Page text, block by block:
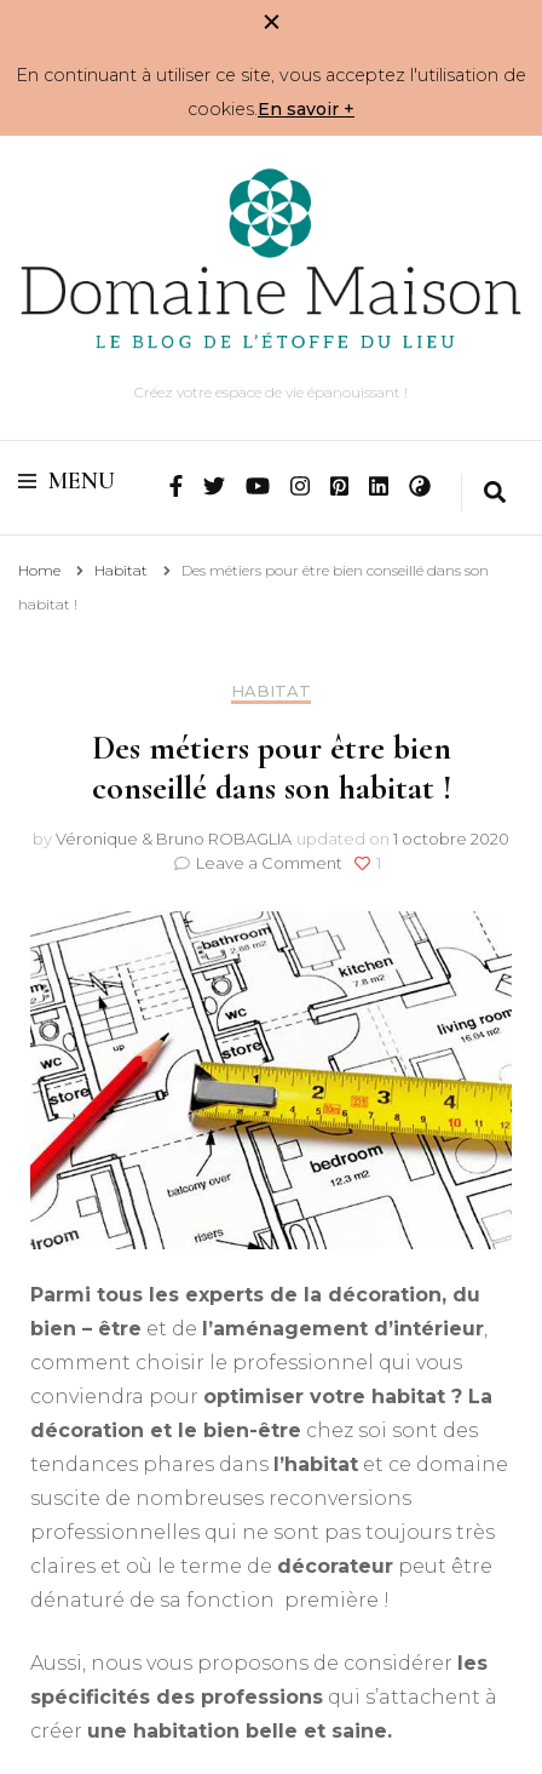
En continuant à utiliser ce site, vous acceptez l'utilisation de
cookies.En savoir +
Créez votre espace de vie épanouissant !
MENU
Home Habitat
Des métiers pour être bien conseillé dans son
habitat !
HABITAT
Des métiers pour être bien
conseillé dans son habitat !
byVéronique & Bruno ROBAGLIA updated on 1 octobre 2020
Leave a Commenton
métiers
pour
être
bien
conseillé
dans
son
habitat
!
1
Parmi tous les experts de la décoration, du
bien – être et de l’aménagement d’intérieur,
comment choisir le professionnel qui vous
conviendra pour optimiser votre habitat ? La
décoration et le bien-être chez soi sont des
tendances phares dans l’habitat et ce domaine
suscite de nombreuses reconversions
professionnelles qui ne sont pas toujours très
claires et où le terme de décorateur peut être
dénaturé de sa fonction première !
Aussi, nous vous proposons de considérer les
spécificités des professions qui s’attachent à
créer une habitation belle et saine.